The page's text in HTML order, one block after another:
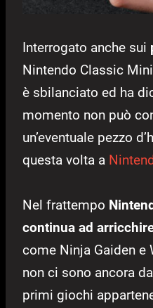
Interrogato anche sui
Nintendo Classic
è sbilanciato ed ha
momento non può
un’eventuale pezzo
questa volta a
Nel frattempo
continua ad
come Ninja Gaiden e
non ci sono ancora
primi giochi